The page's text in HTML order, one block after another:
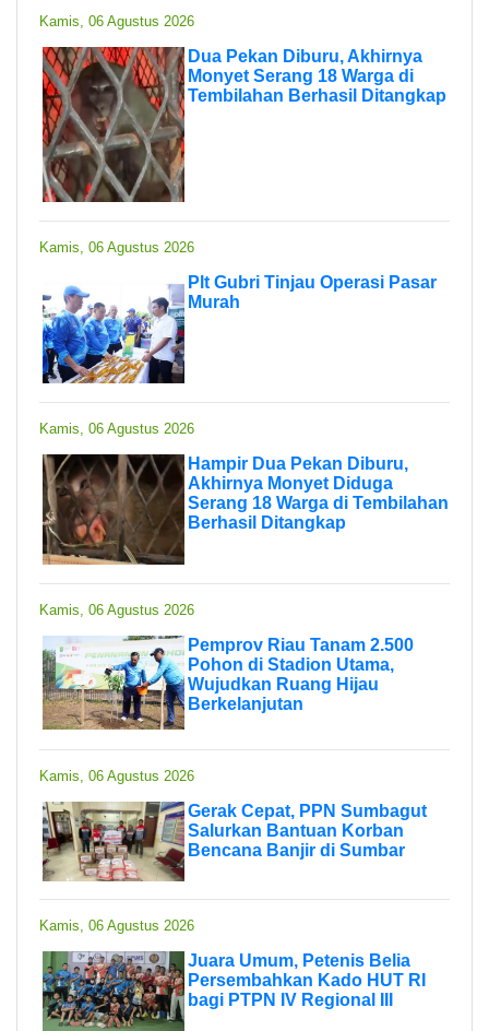
Kamis, 06 Agustus 2026
Dua Pekan Diburu, Akhirnya
Monyet Serang 18 Warga di
Tembilahan Berhasil Ditangkap
Kamis, 06 Agustus 2026
Plt Gubri Tinjau Operasi Pasar
Murah
Kamis, 06 Agustus 2026
Hampir Dua Pekan Diburu,
Akhirnya Monyet Diduga
Serang 18 Warga di Tembilahan
Berhasil Ditangkap
Kamis, 06 Agustus 2026
Pemprov Riau Tanam 2.500
Pohon di Stadion Utama,
Wujudkan Ruang Hijau
Berkelanjutan
Kamis, 06 Agustus 2026
Gerak Cepat, PPN Sumbagut
Salurkan Bantuan Korban
Bencana Banjir di Sumbar
Kamis, 06 Agustus 2026
Juara Umum, Petenis Belia
Persembahkan Kado HUT RI
bagi PTPN IV Regional III